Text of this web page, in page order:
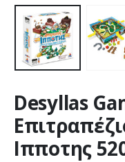
Desyllas
Ιπποτης